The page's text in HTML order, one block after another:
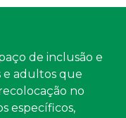
de inclusão e
e adultos que
no
específicos,